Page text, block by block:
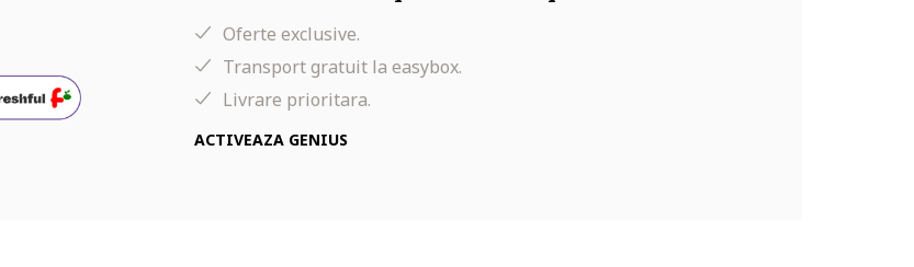
Oferte exclusive.
Transport gratuit la easybox.
Livrare prioritara.
ACTIVEAZA GENIUS